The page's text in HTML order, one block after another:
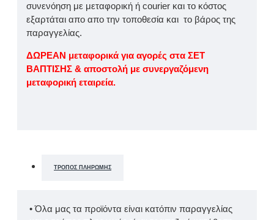
συνενόηση με μεταφορική ή courier και το κόστος
εξαρτάται απο απο την τοποθεσία και το βάρος της
παραγγελίας.
ΔΩΡΕΑΝ μεταφορικά για αγορές στα ΣΕΤ
ΒΑΠΤΙΣΗΣ & αποστολή με συνεργαζόμενη
μεταφορική εταιρεία.
ΤΡΌΠΟΣ ΠΛΗΡΩΜΉΣ
• Όλα μας τα προϊόντα είναι κατόπιν παραγγελίας